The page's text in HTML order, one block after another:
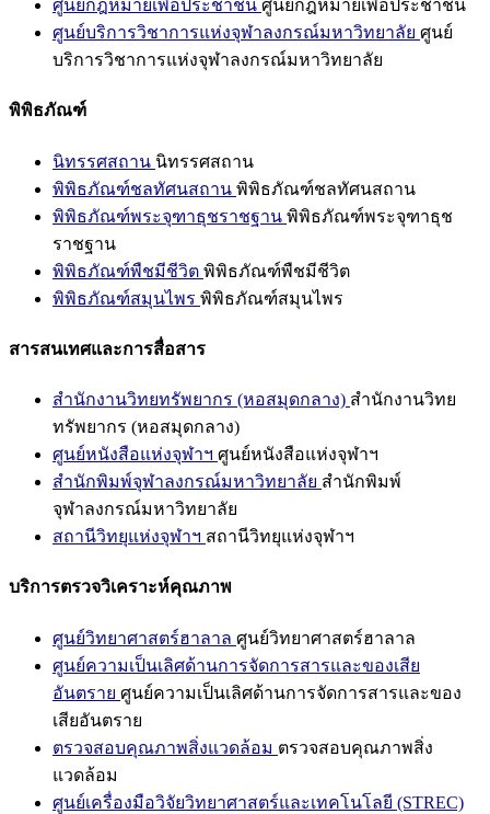
ศูนย์กฎหมายเพื่อประชาชน ศูนย์กฎหมายเพื่อประชาชน
ศูนย์บริการวิชาการแห่งจุฬาลงกรณ์มหาวิทยาลัย ศูนย์
บริการวิชาการแห่งจุฬาลงกรณ์มหาวิทยาลัย
พิพิธภัณฑ์
นิทรรศสถาน นิทรรศสถาน
พิพิธภัณฑ์ชลทัศนสถาน พิพิธภัณฑ์ชลทัศนสถาน
พิพิธภัณฑ์พระจุฑาธุชราชฐาน พิพิธภัณฑ์พระจุฑาธุช
ราชฐาน
พิพิธภัณฑ์พืชมีชีวิต พิพิธภัณฑ์พืชมีชีวิต
พิพิธภัณฑ์สมุนไพร พิพิธภัณฑ์สมุนไพร
สารสนเทศและการสื่อสาร
สำนักงานวิทยทรัพยากร (หอสมุดกลาง) สำนักงานวิทย
ทรัพยากร (หอสมุดกลาง)
ศูนย์หนังสือแห่งจุฬาฯ ศูนย์หนังสือแห่งจุฬาฯ
สำนักพิมพ์จุฬาลงกรณ์มหาวิทยาลัย สำนักพิมพ์
จุฬาลงกรณ์มหาวิทยาลัย
สถานีวิทยุแห่งจุฬาฯ สถานีวิทยุแห่งจุฬาฯ
บริการตรวจวิเคราะห์คุณภาพ
ศูนย์วิทยาศาสตร์ฮาลาล ศูนย์วิทยาศาสตร์ฮาลาล
ศูนย์ความเป็นเลิศด้านการจัดการสารและของเสีย
อันตราย ศูนย์ความเป็นเลิศด้านการจัดการสารและของ
เสียอันตราย
ตรวจสอบคุณภาพสิ่งแวดล้อม ตรวจสอบคุณภาพสิ่ง
แวดล้อม
ศูนย์เครื่องมือวิจัยวิทยาศาสตร์และเทคโนโลยี (STREC)